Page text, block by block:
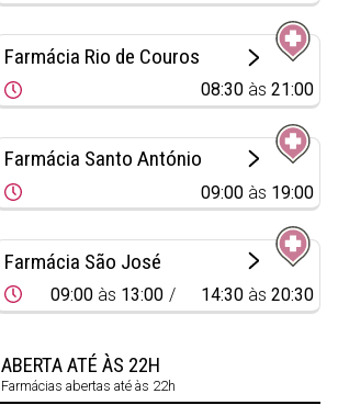
Farmácia Rio de Couros
08:30 às21:00
Farmácia Santo António
09:00 às 19:00
Farmácia São José
09:00 às 13:00 14:30 às20:30
ABERTA ATÉ ÀS 22H
Farmácias abertas até às 22h